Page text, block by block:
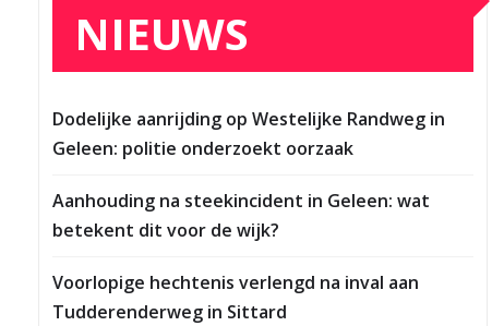
NIEUWS
Dodelijke aanrijding op Westelijke Randweg in
Geleen: politie onderzoekt oorzaak
Aanhouding na steekincident in Geleen: wat
betekent dit voor de wijk?
Voorlopige hechtenis verlengd na inval aan
Tudderenderweg in Sittard